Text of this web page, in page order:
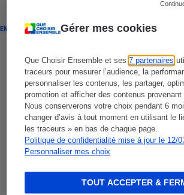
Gérer mes cookies
Que Choisir Ensemble et ses7 partenaires
traceurs pour mesurer l’audience, la
personnaliser les contenus, les partager,
promotion et afficher des contenus
Nous conserverons votre choix pendant 6
changer d’avis à tout moment en utilisant le
les traceurs » en bas de chaque page.
Politique de confidentialité mise à jour le 12/
Personnaliser mes choix
TOUT ACCEPTER &
ENQUÊTE